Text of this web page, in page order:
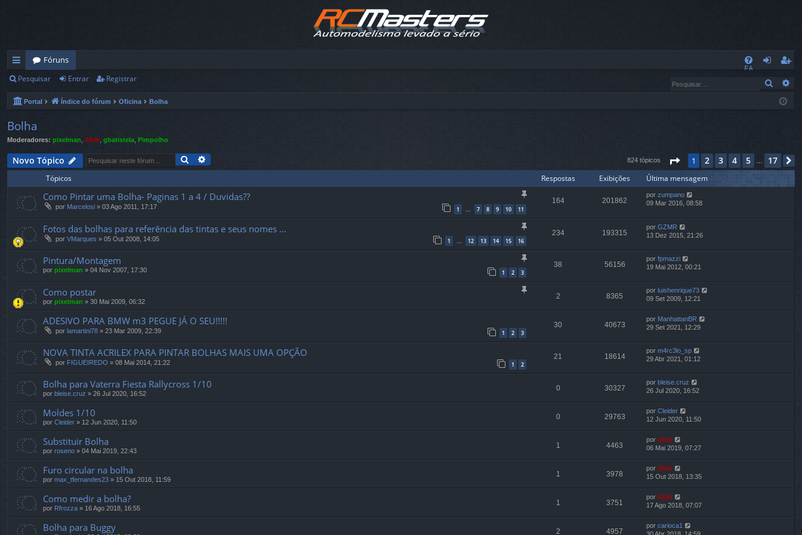
in
ks
pi
d
Fóruns
FA
nt
eg
ist
Pesquisar Entrar Registrar
Portal Índice do fórum Oficina Bolha
Bolha
Moderadores: pixelman Abib gbatistela Pimpolho
Novo Tópico Pesquisar 824 tópicos Página de 17
1 2 3 4 5 … 17
Tópicos Respostas Exibições Última mensagem
Como Pintar uma Bolha- Paginas 1 a 4 / Duvidas??
por Marcelosi » 03 Ago 2011, 17:17 1 7 8 9 10 11
164 201862
por zumpano
09 Mar 2016, 08:58
Fotos das bolhas para referência das tintas e seus nomes ...
por VMarques » 05 Out 2008, 14:05 1 12 13 14 15 16
234 193315
por GZMR
13 Dez 2015, 21:26
Pintura/Montagem
por pixelman » 04 Nov 2007, 17:30 1 2 3
38 56156
por fpmazzi
19 Mai 2012, 00:21
Como postar
por pixelman » 30 Mai 2009, 06:32
2 8365
por luishenrique73
09 Set 2009, 12:21
ADESIVO PARA BMW m3 PEGUE JÁ O SEU!!!!!
por lamartini78 » 23 Mar 2009, 22:39 1 2 3
30 40673
por ManhattanBR
29 Set 2021, 12:29
NOVA TINTA ACRILEX PARA PINTAR BOLHAS MAIS UMA OPÇÃO
por FIGUEIREDO » 08 Mai 2014, 21:22 1 2
21 18614
por m4rc3lo_sp
29 Abr 2021, 01:12
Bolha para Vaterra Fiesta Rallycross 1/10
por bleise.cruz » 26 Jul 2020, 16:52
0 30327
por bleise.cruz
26 Jul 2020, 16:52
Moldes 1/10
por Cleider » 12 Jun 2020, 11:50
0 29763
por Cleider
12 Jun 2020, 11:50
Substituir Bolha
por roseno » 04 Mai 2019, 22:43
1 4463
por Abib
06 Mai 2019, 07:27
Furo circular na bolha
por max_tfernandes23 » 15 Out 2018, 11:59
1 3978
por Abib
15 Out 2018, 13:35
Como medir a bolha?
por Rfrozza » 16 Ago 2018, 16:55
1 3751
por Abib
17 Ago 2018, 07:07
Bolha para Buggy 2 4957
por carioca1